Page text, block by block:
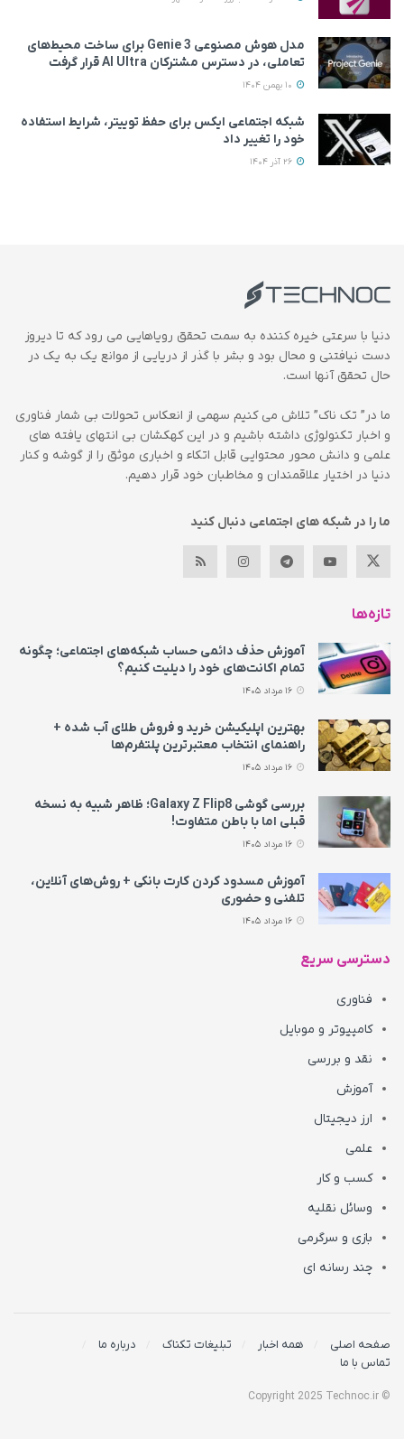
مدل هوش مصنوعی Genie 3 برای ساخت محیط‌های
تعاملی، در دسترس مشترکان AI Ultra قرار گرفت
شبکه اجتماعی ایکس برای حفظ توییتر، شرایط استفاده
خود را تغییر داد
دنیا با سرعتی خیره کننده به سمت تحقق رویاهایی می رود که تا دیروز
دست نیافتنی و محال بود و بشر با گذر از دریایی از موانع یک به یک در
حال تحقق آنها است.
ما در” تک ناک” تلاش می کنیم سهمی از انعکاس تحولات بی شمار فناوری
و اخبار تکنولوژی داشته باشیم و در این کهکشان بی انتهای یافته های
علمی و دانش محور محتوایی قابل اتکاء و اخباری موثق را از گوشه و کنار
دنیا در اختیار علاقمندان و مخاطبان خود قرار دهیم.
ما را در شبکه های اجتماعی دنبال کنید
تازه‌ها
آموزش حذف دائمی حساب شبکه‌های اجتماعی؛ چگونه
تمام اکانت‌های خود را دیلیت کنیم؟
بهترین اپلیکیشن خرید و فروش طلای آب شده +
راهنمای انتخاب معتبرترین پلتفرم‌ها
بررسی گوشی Galaxy Z Flip8؛ ظاهر شبیه به نسخه
قبلی اما با باطن متفاوت!
آموزش مسدود کردن کارت بانکی + روش‌های آنلاین،
تلفنی و حضوری
دسترسی سریع
فناوری
کامپیوتر و موبایل
نقد و بررسی
آموزش
ارز دیجیتال
علمی
کسب و کار
وسائل نقلیه
بازی و سرگرمی
چند رسانه ای
صفحه اصلی همه اخبار تبلیغات تکناک
درباره ما
تماس با ما
© Copyright 2025 Technoc.ir